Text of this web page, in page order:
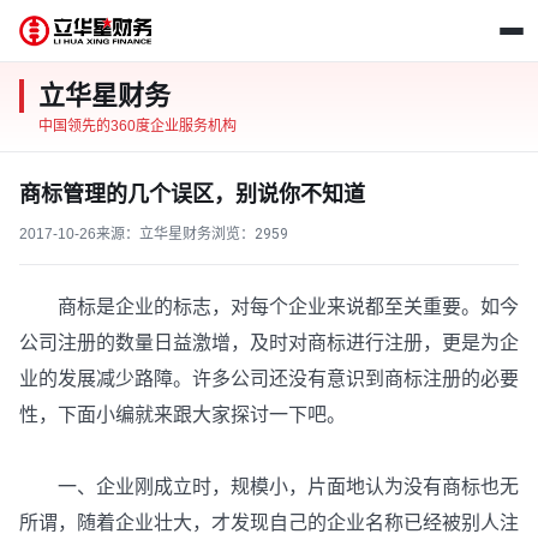
立华星财务
中国领先的360度企业服务机构
商标管理的几个误区，别说你不知道
2017-10-26来源：立华星财务浏览： 2959
商标是企业的标志，对每个企业来说都至关重要。如今
公司注册的数量日益激增，及时对商标进行注册，更是为企
业的发展减少路障。许多公司还没有意识到商标注册的必要
性，下面小编就来跟大家探讨一下吧。
一、企业刚成立时，规模小，片面地认为没有商标也无
所谓，随着企业壮大，才发现自己的企业名称已经被别人注